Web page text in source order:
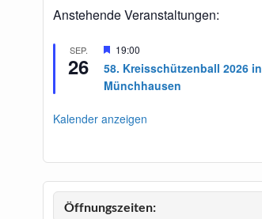
Anstehende Veranstaltungen:
SEP.
26
H
r
v
g
o
19:00
58. Kreisschützenball 2026 in
Münchhausen
Kalender anzeigen
Öffnungszeiten: